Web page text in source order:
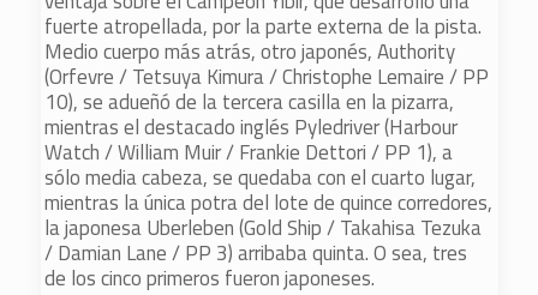
fuerte atropellada, por la parte externa de la pista.
Medio cuerpo más atrás, otro japonés, Authority
(Orfevre / Tetsuya Kimura / Christophe Lemaire / PP
10), se adueñó de la tercera casilla en la pizarra,
mientras el destacado inglés Pyledriver (Harbour
Watch / William Muir / Frankie Dettori / PP 1), a
sólo media cabeza, se quedaba con el cuarto lugar,
mientras la única potra del lote de quince corredores,
la japonesa Uberleben (Gold Ship / Takahisa Tezuka
/ Damian Lane / PP 3) arribaba quinta. O sea, tres
de los cinco primeros fueron japoneses.